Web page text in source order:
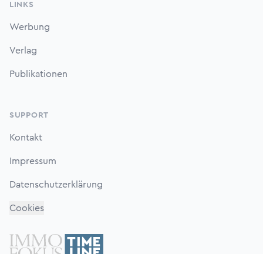
LINKS
Werbung
Verlag
Publikationen
SUPPORT
Kontakt
Impressum
Datenschutzerklärung
Cookies